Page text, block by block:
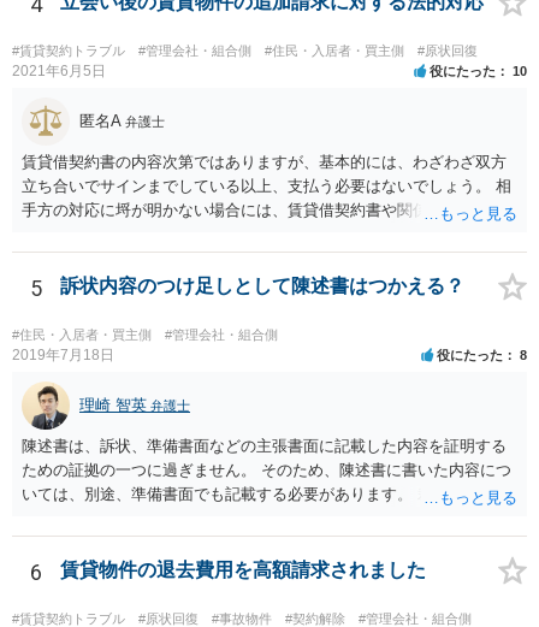
#賃貸契約トラブル #管理会社・組合側 #住民・入居者・買主側 #原状回復
2021年6月5日 役にたった 10
匿名A 弁護士
賃貸借契約書の内容次第ではありますが、基本的には、わざわざ双方
立ち合いでサインまでしている以上、支払う必要はないでしょう。 相
手方の対応に埒が明かない場合には、賃貸借契約書や関係資料を個別
す。
5 訴状内容のつけ足しとして陳述書はつかえる？
#住民・入居者・買主側 #管理会社・組合側
2019年7月18日 役にたった 8
理崎 智英 弁護士
陳述書は、訴状、準備書面などの主張書面に記載した内容を証明する
ための証拠の一つに過ぎません。 そのため、陳述書に書いた内容につ
いては、別途、準備書面でも記載する必要があります。 裁判所は弁論
合もありますが、 基本的には、主張書面で主張する必要があるという
ことになります。
6 賃貸物件の退去費用を高額請求されました
#賃貸契約トラブル #原状回復 #事故物件 #契約解除
#管理会社・組合側